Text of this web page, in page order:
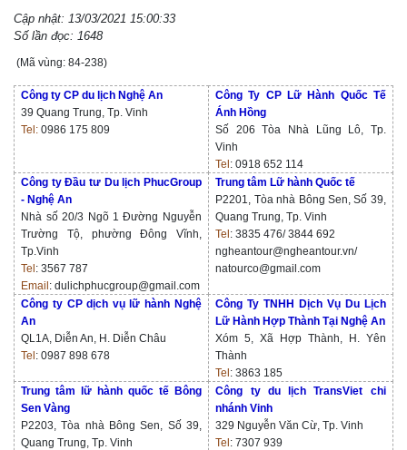
Cập nhật: 13/03/2021 15:00:33
Số lần đọc: 1648
(Mã vùng: 84-238)
Công ty CP du lịch Nghệ An
39 Quang Trung, Tp. Vinh
Tel: 0986 175 809
Công Ty CP Lữ Hành Quốc Tế
Ánh Hồng
Số 206 Tòa Nhà Lũng Lô, Tp.
Vinh
Tel :0918 652 114
Công ty Đầu tư Du lịch PhucGroup
- Nghệ An
Nhà số 20/3 Ngõ 1 Đường Nguyễn
Trường Tộ, phường Đông Vĩnh,
Tp.Vinh
Tel :3567 787
Email : dulichphucgroup@gmail.com
Trung tâm Lữ hành Quốc tế
P2201, Tòa nhà Bông Sen, Số 39,
Quang Trung, Tp. Vinh
Tel :3835 476/ 3844 692
ngheantour@ngheantour.vn/
natourco@gmail.com
Công ty CP dịch vụ lữ hành Nghệ
An
QL1A, Diễn An, H. Diễn Châu
Tel :0987 898 678
Công Ty TNHH Dịch Vụ Du Lịch
Lữ Hành Hợp Thành Tại Nghệ An
Xóm 5, Xã Hợp Thành, H. Yên
Thành
Tel :3863 185
Trung tâm lữ hành quốc tế Bông
Sen Vàng
P2203, Tòa nhà Bông Sen, Số 39,
Quang Trung, Tp. Vinh
Công ty du lịch TransViet chi
nhánh Vinh
329 Nguyễn Văn Cừ, Tp. Vinh
Tel :7307 939